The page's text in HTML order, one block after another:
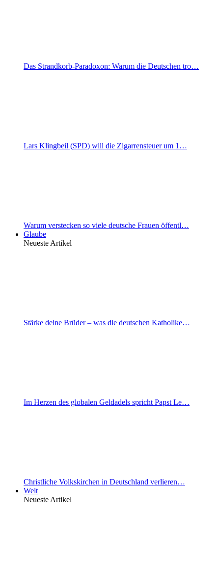
Das Strandkorb-Paradoxon: Warum die Deutschen tro…
Lars Klingbeil (SPD) will die Zigarrensteuer um 1…
Warum verstecken so viele deutsche Frauen öffentl…
Glaube
Neueste Artikel
Stärke deine Brüder – was die deutschen Katholike…
Im Herzen des globalen Geldadels spricht Papst Le…
Christliche Volkskirchen in Deutschland verlieren…
Welt
Neueste Artikel